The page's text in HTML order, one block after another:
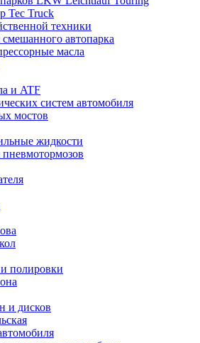
Tec Truck
техники
автопарка
масла
и ATF
систем автомобиля
мостов
жидкости
полировки
и дисков